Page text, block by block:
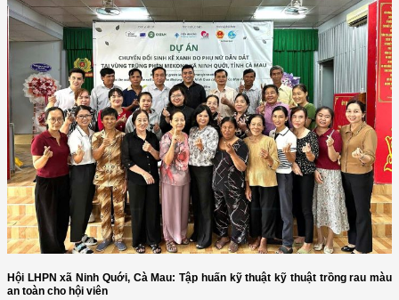
Hội LHPN xã Ninh Quới, Cà Mau: Tập huấn kỹ thuật kỹ thuật trồng rau màu
an toàn cho hội viên